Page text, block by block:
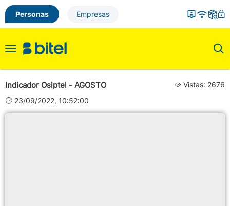
Personas Empresas
Toggle
Vistas: 2676
Indicador Osiptel - AGOSTO
23/09/2022, 10:52:00